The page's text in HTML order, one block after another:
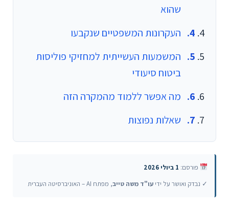
שהוא
העקרונות המשפטיים שנקבעו
המשמעות העשייתית למחזיקי פוליסות
ביטוח סיעודי
מה אפשר ללמוד מהמקרה הזה
שאלות נפוצות
פורסם: 1 ביולי 2026
✓ נבדק ואושר על ידי עו"ד משה טייב, מפתח AI – האוניברסיטה העברית